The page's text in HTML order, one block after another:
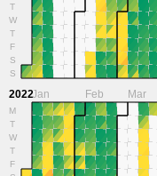
T
W
T
F
S
S
2022
M
T
W
T
F
Jan Feb Mar